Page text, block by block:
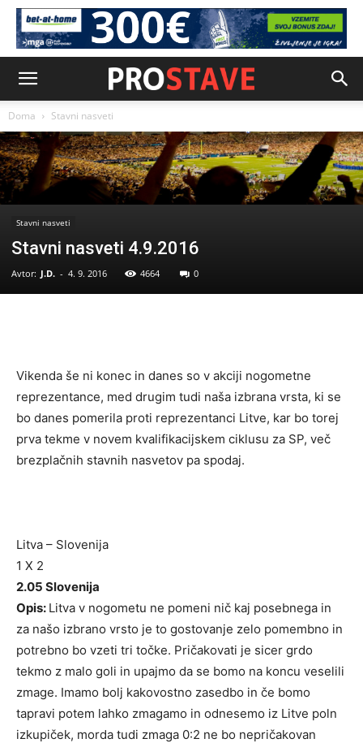
Doma Stavni nasveti
Stavni nasveti
Stavni nasveti 4.9.2016
Avtor: J.D. - 4. 9. 2016 4664 0
Vikenda še ni konec in danes so v akciji nogometne
reprezentance, med drugim tudi naša izbrana vrsta, ki se
bo danes pomerila proti reprezentanci Litve, kar bo torej
prva tekme v novem kvalifikacijskem ciklusu za SP, več
brezplačnih stavnih nasvetov pa spodaj.
Litva – Slovenija
1 X 2
2.05 Slovenija
Opis: Litva v nogometu ne pomeni nič kaj posebnega in
za našo izbrano vrsto je to gostovanje zelo pomembno in
potrebno bo vzeti tri točke. Pričakovati je sicer grdo
tekmo z malo goli in upajmo da se bomo na koncu veselili
zmage. Imamo bolj kakovostno zasedbo in če bomo
tapravi potem lahko zmagamo in odnesemo iz Litve poln
izkupiček, morda tudi zmaga 0:2 ne bo nepričakovan